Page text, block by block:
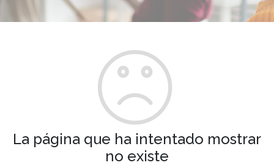
La página que ha intentado mostrar
no existe